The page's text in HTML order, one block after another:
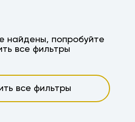
найдены, попробуйте
все фильтры
все фильтры